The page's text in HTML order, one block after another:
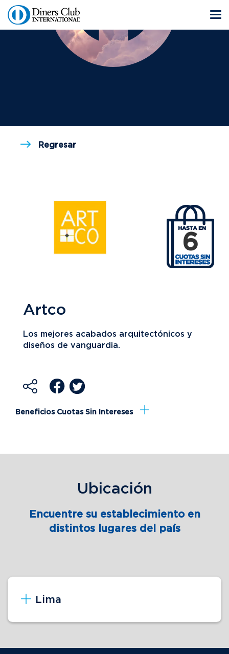
Regresar
6
Artco
Los mejores acabados arquitectónicos y
diseños de vanguardia.
Beneficios Cuotas Sin Intereses
Ubicación
Encuentre su establecimiento en
distintos lugares del país
Lima